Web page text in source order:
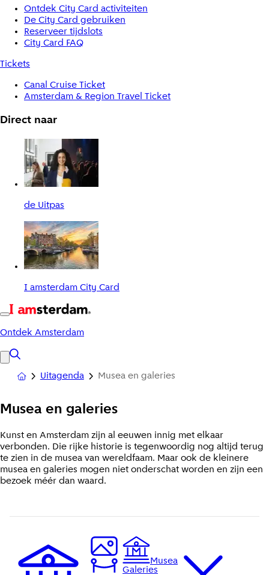
Ontdek City Card activiteiten
De City Card gebruiken
Reserveer tijdslots
City Card FAQ
Tickets
Canal Cruise Ticket
Amsterdam & Region Travel Ticket
Direct naar
de Uitpas
I amsterdam City Card
Ontdek Amsterdam
Uitagenda Musea en galeries
Musea en galeries
Kunst en Amsterdam zijn al eeuwen innig met elkaar
verbonden. Die rijke historie is tegenwoordig nog altijd terug
te zien in de musea van wereldfaam. Maar ook de kleinere
musea en galeries mogen niet onderschat worden en zijn een
bezoek méér dan waard.
Galeries
Musea